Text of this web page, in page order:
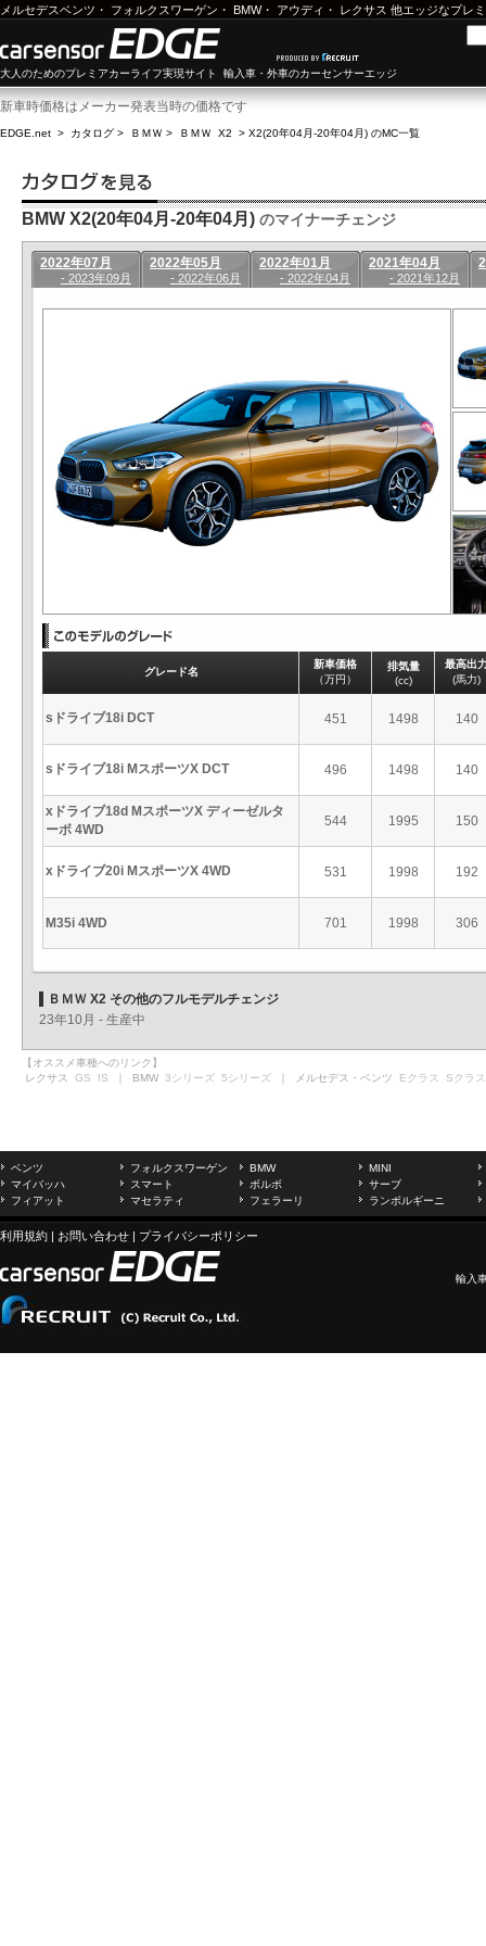
メルセデスベンツ ・ フォルクスワーゲン ・ BMW・ アウディ ・ レクサス 他エッジなプレ
大人のためのプレミアカーライフ実現サイト 輸入車・外車のカーセンサーエッジ
新車時価格はメーカー発表当時の価格です
EDGE.net > カタログ > ＢＭＷ > ＢＭＷ X2 > X2(20年04月-20年04月) のMC一覧
BMW X2(20年04月-20年04月) のマイナーチェンジ
2022年07月
- 2023年09月
2022年05月
- 2022年06月
2022年01月
- 2022年04月
2021年04月
- 2021年12月
グレード名
新車価格
（万円）
排気量
(cc)
最高出
(馬力)
sドライブ18i DCT 451 1498 140
sドライブ18i MスポーツX DCT 496 1498 140
xドライブ18d MスポーツX ディーゼルタ
ーボ 4WD
544 1995 150
xドライブ20i MスポーツX 4WD 531 1998 192
M35i 4WD 701 1998 306
ＢＭＷ X2 その他のフルモデルチェンジ
23年10月 - 生産中
【オススメ車種へのリンク】
レクサス GS IS ｜ BMW 3シリーズ 5シリーズ ｜ メルセデス・ベンツ Eクラス Sクラス
ベンツ フォルクスワーゲン BMW
MINI
マイバッハ
スマート ボルボ
サーブ
フィアット
マセラティ フェラーリ ランボルギーニ
利用規約 | お問い合わせ | プライバシーポリシー
輸入